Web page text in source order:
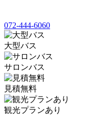
072-444-6060
大型バス
サロンバス
見積無料
観光プランあり